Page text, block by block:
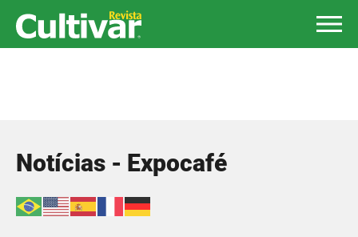
Notícias - Expocafé